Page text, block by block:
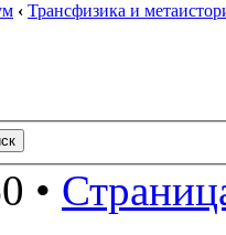
‹ Трансфизика и
•